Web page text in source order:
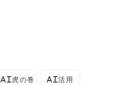
AI虎の巻 AI活用